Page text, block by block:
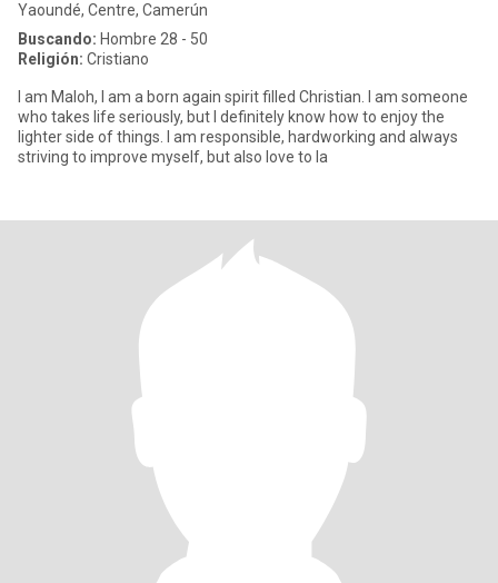
Yaoundé, Centre, Camerún
Buscando: Hombre 28 - 50
Religión: Cristiano
I am Maloh, I am a born again spirit filled Christian. I am someone
who takes life seriously, but I definitely know how to enjoy the
lighter side of things. I am responsible, hardworking and always
striving to improve myself, but also love to la